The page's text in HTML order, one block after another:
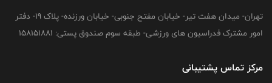
تهران- میدان هفت تیر- خیابان مفتح جنوبی- خیابان ورزنده- پلاک 19- دفتر
امور مشترک فدراسیون های ورزشی- طبقه سوم صندوق پستی: 158151881
مرکز تماس پشتیبانی